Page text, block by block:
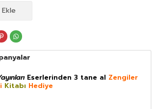
Eserlerinden 3 tane al Zengiler
Kitabı Hediye